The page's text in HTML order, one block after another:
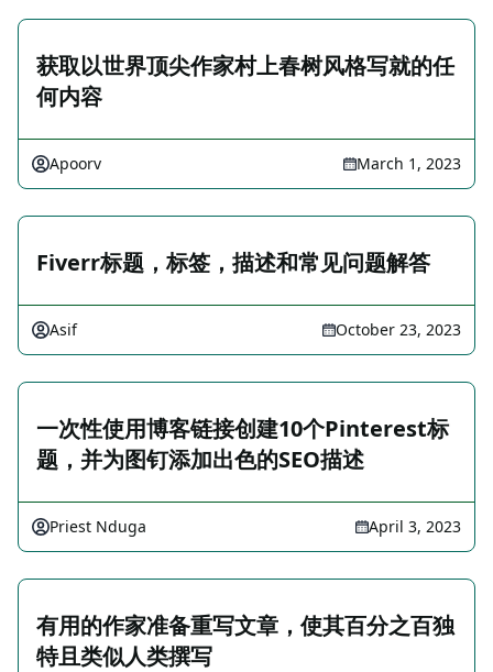
获取以世界顶尖作家村上春树风格写就的任
何内容
Apoorv March 1, 2023
Fiverr标题，标签，描述和常见问题解答
Asif October 23, 2023
一次性使用博客链接创建10个Pinterest标
题，并为图钉添加出色的SEO描述
Priest Nduga April 3, 2023
有用的作家准备重写文章，使其百分之百独
特且类似人类撰写